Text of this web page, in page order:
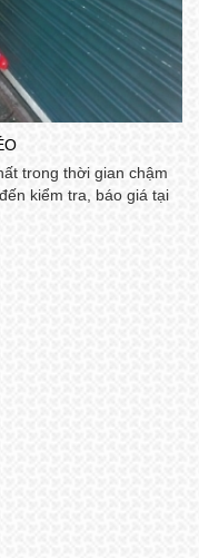
trong thời gian chậm
kiểm tra, báo giá tại